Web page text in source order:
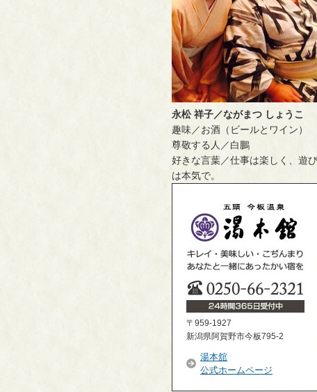
永松 祥子／ながまつ しょうこ
趣味／お酒（ビールとワイン）
尊敬する人／白鵬
好きな言葉／仕事は楽しく、遊び
は本気で。
〒959-1927
新潟県阿賀野市今板795-2
湯本舘
公式ホームページ